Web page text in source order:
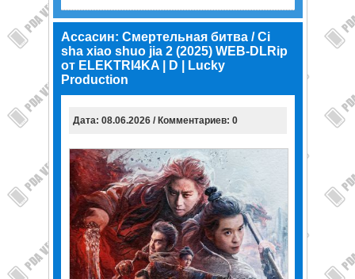
Ассасин: Смертельная битва / Ci
sha xiao shuo jia 2 (2025) WEB-DLRip
от ELEKTRI4KA | D | Lucky
Production
Дата: 08.06.2026 / Комментариев: 0